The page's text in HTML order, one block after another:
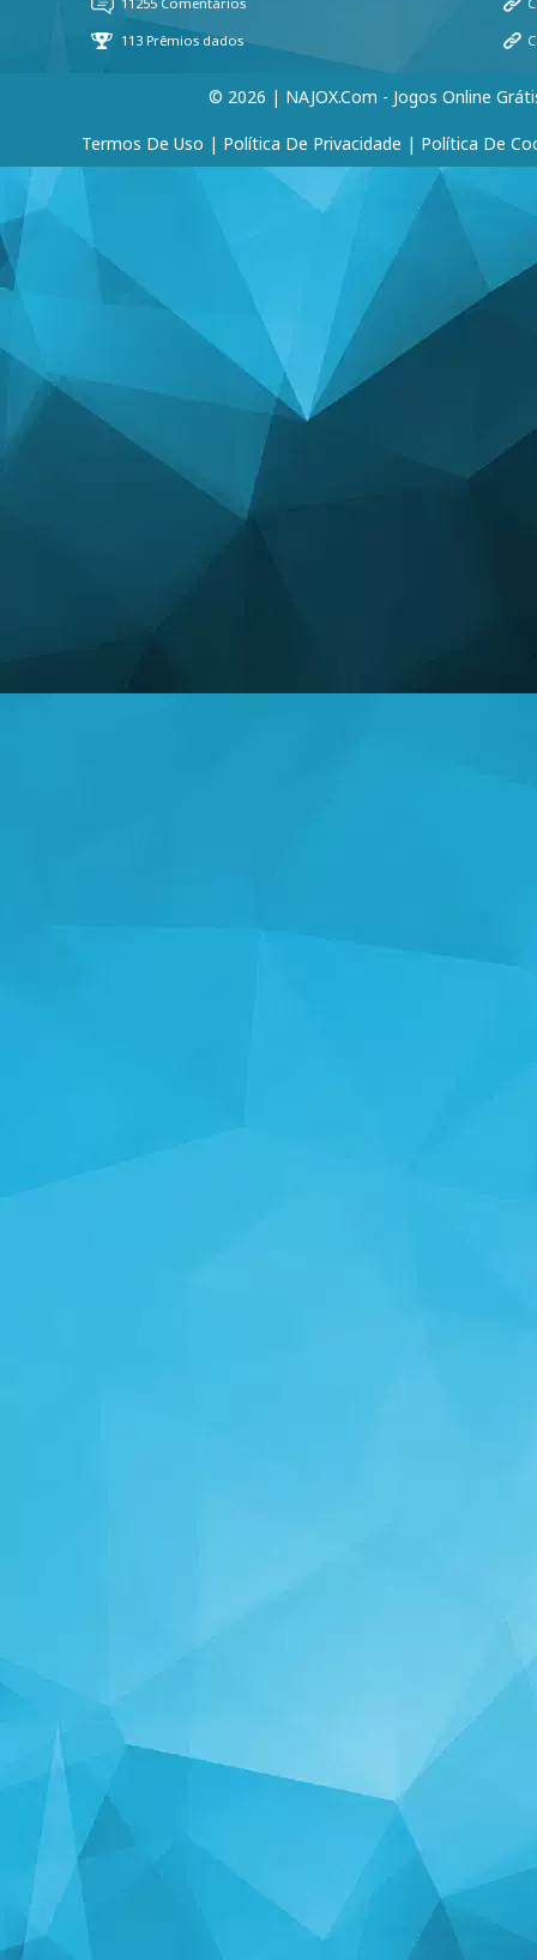
ESTATISTICAS
25003 Usuários
11255 Comentários
© 2026 | NAJOX.com - Jogos Online
Termos De Uso | Política De Privacidade | Política De